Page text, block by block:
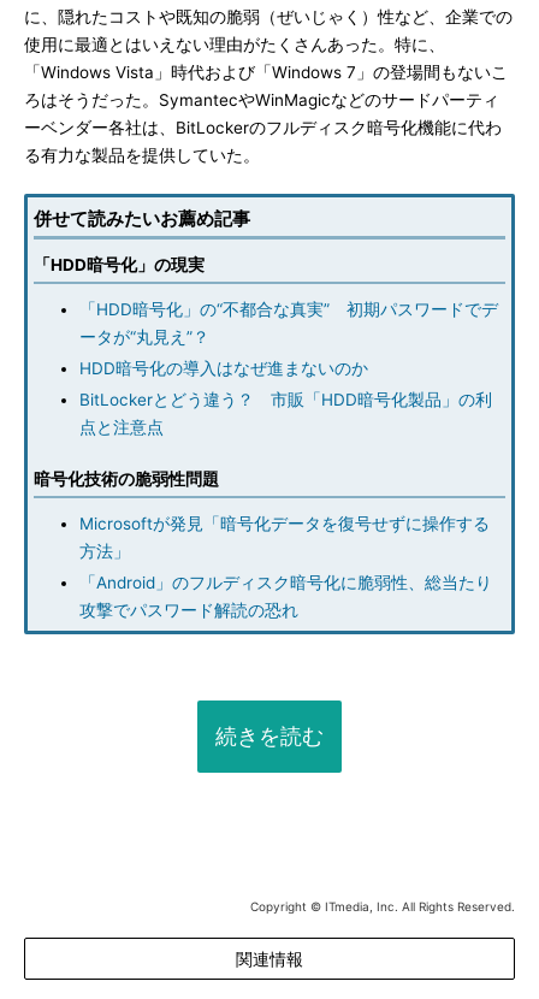
に、隠れたコストや既知の脆弱（ぜいじゃく）性など、企業での
使用に最適とはいえない理由がたくさんあった。特に、
「Windows Vista」時代および「Windows 7」の登場間もないこ
ろはそうだった。SymantecやWinMagicなどのサードパーティ
ーベンダー各社は、BitLockerのフルディスク暗号化機能に代わ
る有力な製品を提供していた。
併せて読みたいお薦め記事
「HDD暗号化」の現実
「HDD暗号化」の“不都合な真実” 初期パスワードでデ
ータが“丸見え”？
HDD暗号化の導入はなぜ進まないのか
BitLockerとどう違う？ 市販「HDD暗号化製品」の利
点と注意点
暗号化技術の脆弱性問題
Microsoftが発見「暗号化データを復号せずに操作する
方法」
「Android」のフルディスク暗号化に脆弱性、総当たり
攻撃でパスワード解読の恐れ
続きを読む
Copyright © ITmedia, Inc. All Rights Reserved.
関連情報